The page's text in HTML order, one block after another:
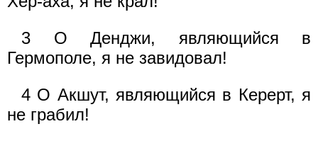
3 О Денджи, являющийся в
Гермополе, я не завидовал!
4 О Акшут, являющийся в Керерт, я
не грабил!